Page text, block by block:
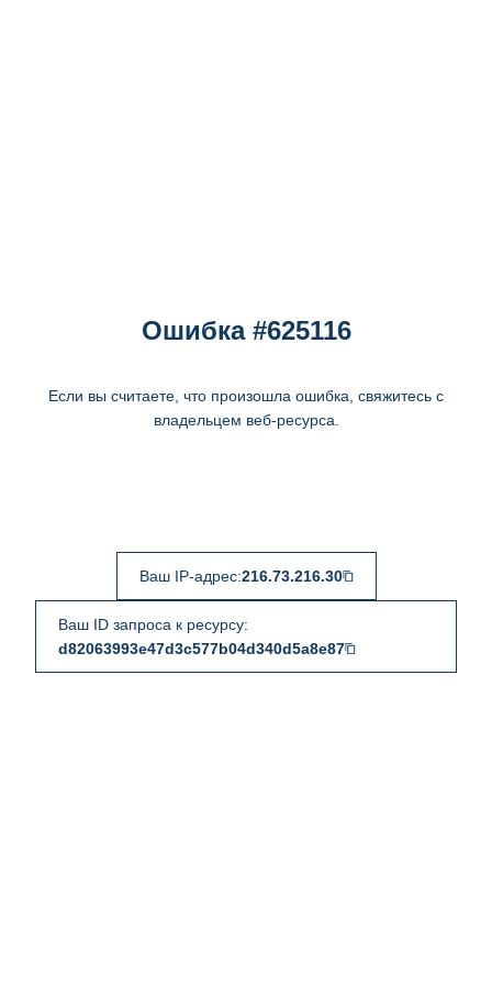
Ошибка #625116
Если вы считаете, что произошла ошибка, свяжитесь с
владельцем веб-ресурса.
Ваш IP-адрес:216.73.216.30
Ваш ID запроса к ресурсу:
d82063993e47d3c577b04d340d5a8e87